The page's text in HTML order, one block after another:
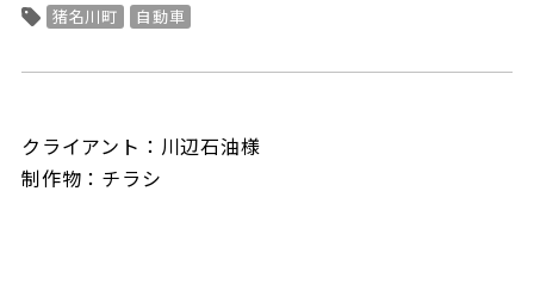
猪名川町 自動車
クライアント：川辺石油様
制作物：チラシ